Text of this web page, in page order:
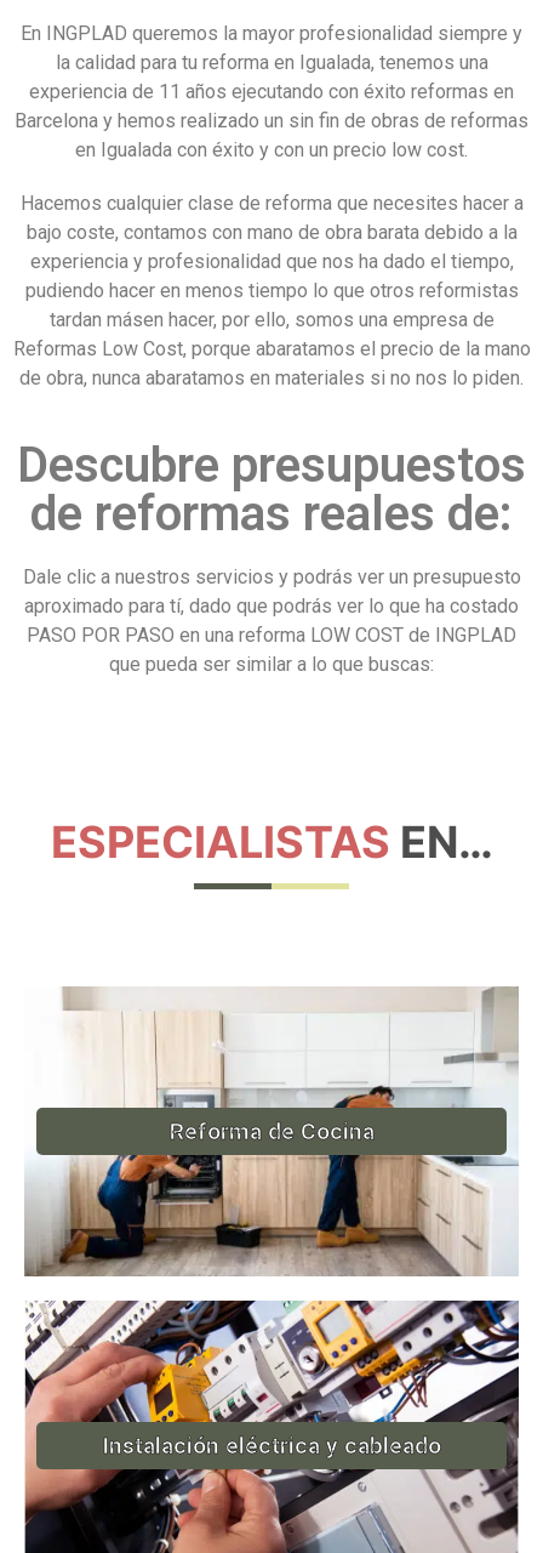
En INGPLAD queremos la mayor profesionalidad siempre y
la calidad para tu reforma en Igualada, tenemos una
experiencia de 11 años ejecutando con éxito reformas en
Barcelona y hemos realizado un sin fin de obras de reformas
en Igualada con éxito y con un precio low cost.
Hacemos cualquier clase de reforma que necesites hacer a
bajo coste, contamos con mano de obra barata debido a la
experiencia y profesionalidad que nos ha dado el tiempo,
pudiendo hacer en menos tiempo lo que otros reformistas
tardan másen hacer, por ello, somos una empresa de
Reformas Low Cost, porque abaratamos el precio de la mano
de obra, nunca abaratamos en materiales si no nos lo piden.
Descubre presupuestos
de reformas reales de:
Dale clic a nuestros servicios y podrás ver un presupuesto
aproximado para tí, dado que podrás ver lo que ha costado
PASO POR PASO en una reforma LOW COST de INGPLAD
que pueda ser similar a lo que buscas:
ESPECIALISTAS EN…
Reforma de Cocina
Instalación eléctrica y cableado